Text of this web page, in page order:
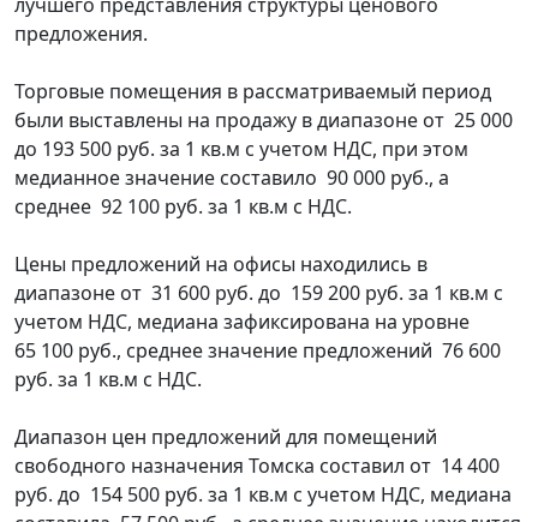
предложения.
Торговые помещения в рассматриваемый период
были выставлены на продажу в диапазоне от 25 000
до 193 500 руб. за 1 кв.м с учетом НДС, при этом
медианное значение составило 90 000 руб., а
среднее 92 100 руб. за 1 кв.м с НДС.
Цены предложений на офисы находились в
диапазоне от 31 600 руб. до 159 200 руб. за 1 кв.м с
учетом НДС, медиана зафиксирована на уровне
65 100 руб., среднее значение предложений 76 600
руб. за 1 кв.м с НДС.
Диапазон цен предложений для помещений
свободного назначения Томска составил от 14 400
руб. до 154 500 руб. за 1 кв.м с учетом НДС, медиана